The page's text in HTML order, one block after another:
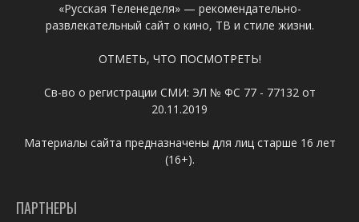
«Русская Теленеделя» — рекомендательно-
развлекательный сайт о кино, ТВ и стиле жизни.
ОТМЕТЬ, ЧТО ПОСМОТРЕТЬ!
Св-во о регистрации СМИ: ЭЛ № ФС 77 - 77132 от
20.11.2019
Материалы сайта предназначены для лиц старше 16 лет
(16+).
ПАРТНЕРЫ